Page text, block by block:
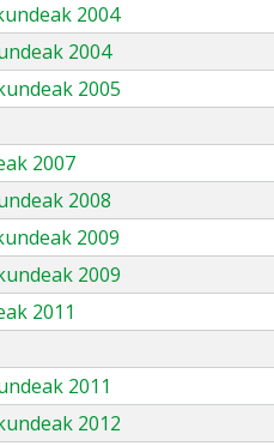
2004
2004
2005
2007
2008
2009
2009
2011
2011
2012